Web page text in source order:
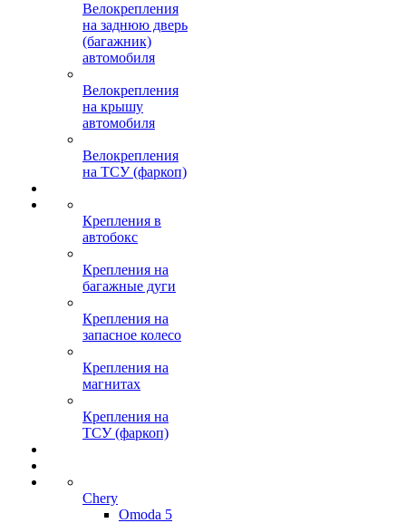
Велокрепления
на заднюю дверь
(багажник)
автомобиля
Велокрепления
на крышу
автомобиля
Велокрепления
на ТСУ (фаркоп)
Крепления в
автобокс
Крепления на
багажные дуги
Крепления на
запасное колесо
Крепления на
магнитах
Крепления на
ТСУ (фаркоп)
Chery
Omoda 5